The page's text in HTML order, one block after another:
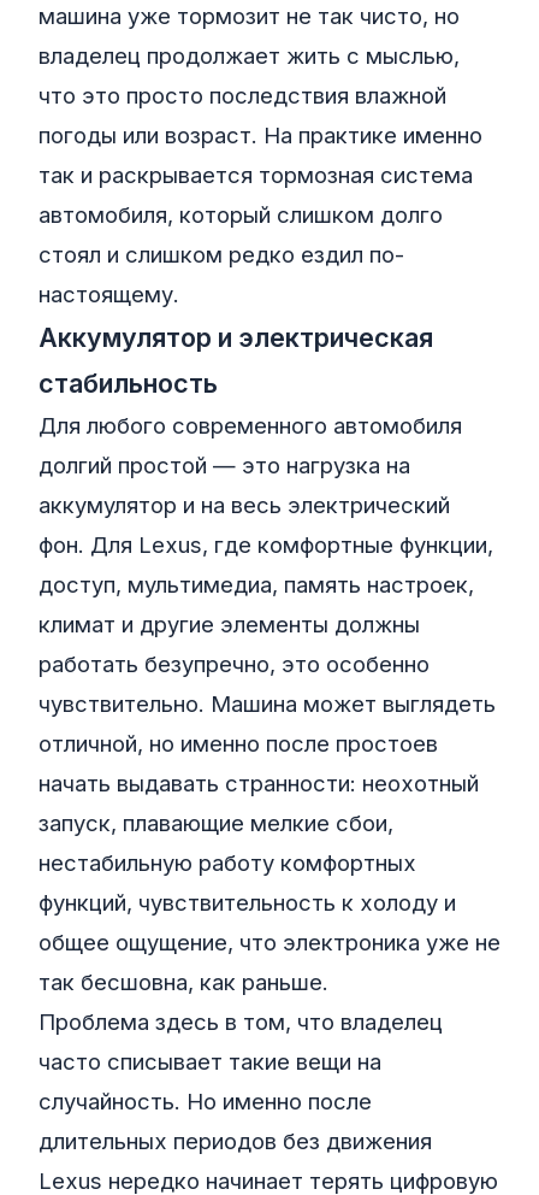
машина уже тормозит не так чисто, но
владелец продолжает жить с мыслью,
что это просто последствия влажной
погоды или возраст. На практике именно
так и раскрывается тормозная система
автомобиля, который слишком долго
стоял и слишком редко ездил по-
настоящему.
Аккумулятор и электрическая
стабильность
Для любого современного автомобиля
долгий простой — это нагрузка на
аккумулятор и на весь электрический
фон. Для Lexus, где комфортные функции,
доступ, мультимедиа, память настроек,
климат и другие элементы должны
работать безупречно, это особенно
чувствительно. Машина может выглядеть
отличной, но именно после простоев
начать выдавать странности: неохотный
запуск, плавающие мелкие сбои,
нестабильную работу комфортных
функций, чувствительность к холоду и
общее ощущение, что электроника уже не
так бесшовна, как раньше.
Проблема здесь в том, что владелец
часто списывает такие вещи на
случайность. Но именно после
длительных периодов без движения
Lexus нередко начинает терять цифровую